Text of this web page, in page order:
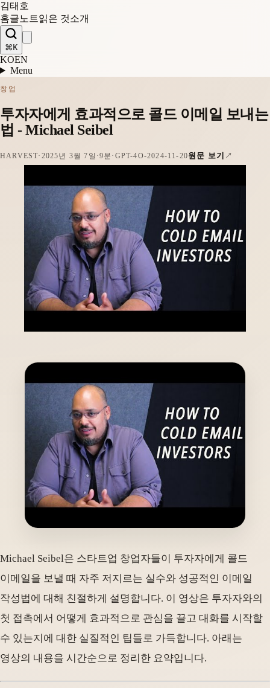
김태호
홈글 노트읽은 것소개
⌘K
KOEN
Menu
창업
투자자에게 효과적으로 콜드 이메일 보내는
법 - Michael Seibel
HARVEST· 2025년 3월 7일 ·9분 · GPT-4O-2024-11-20원문 보기
Michael Seibel은 스타트업 창업자들이 투자자에게 콜드
이메일을 보낼 때 자주 저지르는 실수와 성공적인 이메일
작성법에 대해 친절하게 설명합니다. 이 영상은 투자자와의
첫 접촉에서 어떻게 효과적으로 관심을 끌고 대화를 시작할
수 있는지에 대한 실질적인 팁들로 가득합니다. 아래는
영상의 내용을 시간순으로 정리한 요약입니다.